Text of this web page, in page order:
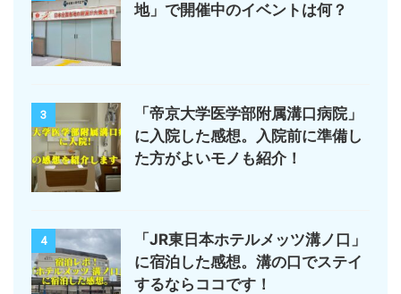
地」で開催中のイベントは何？
3
「帝京大学医学部附属溝口病院」
に入院した感想。入院前に準備し
た方がよいモノも紹介！
4
「JR東日本ホテルメッツ溝ノ口」
に宿泊した感想。溝の口でステイ
するならココです！